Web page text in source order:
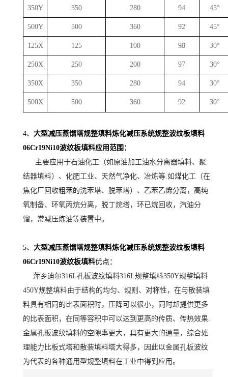
350Y 350 280 94 45°
500Y 500 360 92 45°
125X 125 100 98 30°
250X 250 200 97 30°
350X 350 280 94 30°
500X 500 360 92 30°
4、 大型减压蒸馏塔规整填料炼化减压系统规整波纹板填料
06Cr19Ni10波纹板填料应用范围：
主要应用于石油化工（如原油加工油水分离器填料、聚
结器填料）、化肥工业、天然气净化、冶炼等.如煤化工（在
焦化厂回收粗苯的洗苯塔、脱苯塔）、乙苯乙烯分离，高纯
氧制备、环氧丙烷分离，脱丁烷塔，环已烷回收，汽油分
馏，常减压炼油等装置中。
5、 大型减压蒸馏塔规整填料炼化减压系统规整波纹板填料
06Cr19Ni10波纹板填料优点：
萍乡迪尔316L孔板波纹填料316L规整填料350Y规整填料
450Y规整填料由于结构的均匀、规则、对称性，在与散装填
料具有相同的比表面积时，压降可以很小，同时却提供更多
的比表面积，在同等容积中可以达到更高的传质、传热效果.
金属孔板波纹填料的空隙率更大，具有更大的通量，综合处
理能力比板式塔和散装填料塔大得多，因此以金属孔板波纹
为代表的各种通用型规整填料在工业中得到应用。